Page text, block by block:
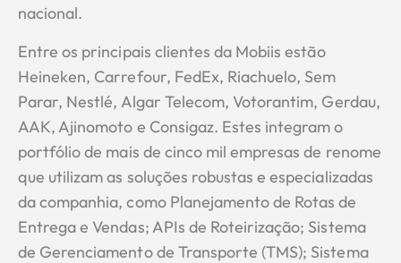
nacional.
Entre os principais clientes da Mobiis estão
Heineken, Carrefour, FedEx, Riachuelo, Sem
Parar, Nestlé, Algar Telecom, Votorantim, Gerdau,
AAK, Ajinomoto e Consigaz. Estes integram o
portfólio de mais de cinco mil empresas de renome
que utilizam as soluções robustas e especializadas
da companhia, como Planejamento de Rotas de
Entrega e Vendas; APIs de Roteirização; Sistema
de Gerenciamento de Transporte (TMS); Sistema